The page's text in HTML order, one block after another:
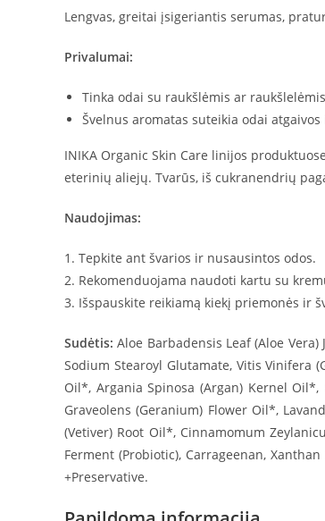
Lengvas, greitai įsigeriantis serumas,
Privalumai:
Tinka odai su raukšlėmis ar
Švelnus aromatas suteikia odai
INIKA Organic Skin Care linijos
eterinių aliejų. Tvarūs, iš cukranendrių
Naudojimas:
1. Tepkite ant švarios ir nusausintos odos.
2. Rekomenduojama naudoti kartu su
3. Išspauskite reikiamą kiekį priemonės ir
Sudėtis: Aloe Barbadensis Leaf (Aloe
Sodium Stearoyl Glutamate, Vitis Vinifera
Oil*, Argania Spinosa (Argan) Kernel
Graveolens (Geranium) Flower Oil*,
(Vetiver) Root Oil*, Cinnamomum
Ferment (Probiotic), Carrageenan,
+Preservative.